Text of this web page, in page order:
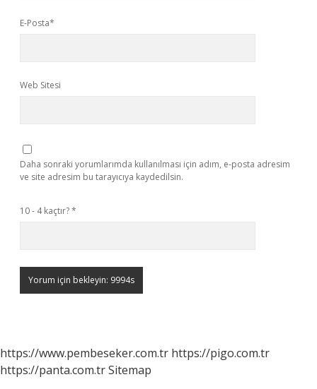
E-Posta*
Web Sitesi
Daha sonraki yorumlarımda kullanılması için adım, e-posta adresim
ve site adresim bu tarayıcıya kaydedilsin.
10 - 4 kaçtır?*
https://www.pembeseker.com.tr https://pigo.com.tr
https://panta.com.trSitemap